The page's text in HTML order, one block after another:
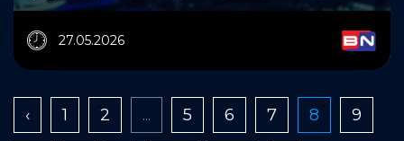
27.05.2026
‹ 1 2 ... 5 6 7 8 9